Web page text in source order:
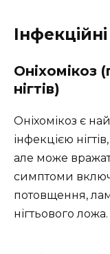
Оніхомікоз
нігтів)
Оніхомікоз є
інфекцією
але може
симптоми
потовщення,
нігтьового ложа.